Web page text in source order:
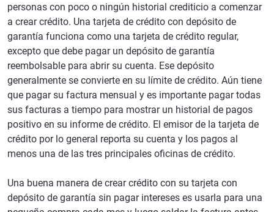
personas con poco o ningún historial crediticio a comenzar
a crear crédito. Una tarjeta de crédito con depósito de
garantía funciona como una tarjeta de crédito regular,
excepto que debe pagar un depósito de garantía
reembolsable para abrir su cuenta. Ese depósito
generalmente se convierte en su límite de crédito. Aún tiene
que pagar su factura mensual y es importante pagar todas
sus facturas a tiempo para mostrar un historial de pagos
positivo en su informe de crédito. El emisor de la tarjeta de
crédito por lo general reporta su cuenta y los pagos al
menos una de las tres principales oficinas de crédito.
Una buena manera de crear crédito con su tarjeta con
depósito de garantía sin pagar intereses es usarla para una